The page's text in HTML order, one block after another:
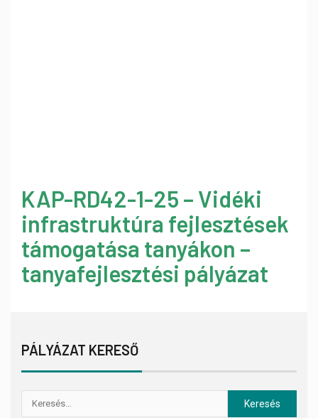
KAP-RD42-1-25 – Vidéki
infrastruktúra fejlesztések
támogatása tanyákon –
tanyafejlesztési pályázat
PÁLYÁZAT KERESŐ